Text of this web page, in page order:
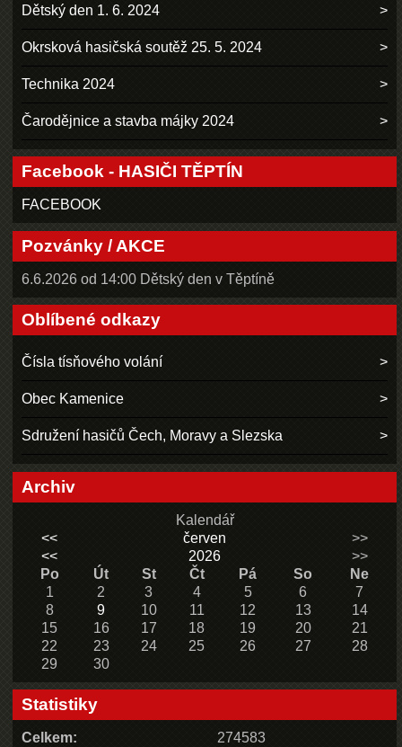
Dětský den 1. 6. 2024
Okrsková hasičská soutěž 25. 5. 2024
Technika 2024
Čarodějnice a stavba májky 2024
Facebook - HASIČI TĚPTÍN
FACEBOOK
Pozvánky / AKCE
6.6.2026 od 14:00 Dětský den v Těptíně
Oblíbené odkazy
Čísla tísňového volání
Obec Kamenice
Sdružení hasičů Čech, Moravy a Slezska
Archiv
Kalendář
<<
červen
>>
<<
2026
>>
Po
Út St Čt Pá So
Ne
1
2 3 4 5 6
7
8
9 10 11 12 13
14
15
16 17 18 19 20
21
22
23 24 25 26 27
28
29
30
Statistiky
Celkem: 274583